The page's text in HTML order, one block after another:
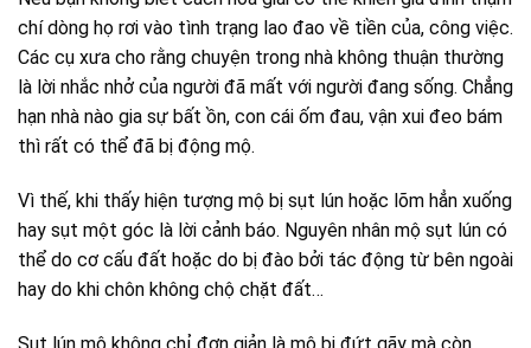
chí dòng họ rơi vào tình trạng lao đao về tiền của, công việc.
Các cụ xưa cho rằng chuyện trong nhà không thuận thường
là lời nhắc nhở của người đã mất với người đang sống. Chẳng
hạn nhà nào gia sự bất ồn, con cái ốm đau, vận xui đeo bám
thì rất có thể đã bị động mộ.
Vì thế, khi thấy hiện tượng mộ bị sụt lún hoặc lõm hẳn xuống
hay sụt một góc là lời cảnh báo. Nguyên nhân mộ sụt lún có
thể do cơ cấu đất hoặc do bị đào bởi tác động từ bên ngoài
hay do khi chôn không chộ chặt đất…